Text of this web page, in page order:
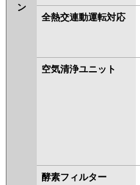
ン
全熱交連動運転対応
空気清浄ユニット
酵素フィルター